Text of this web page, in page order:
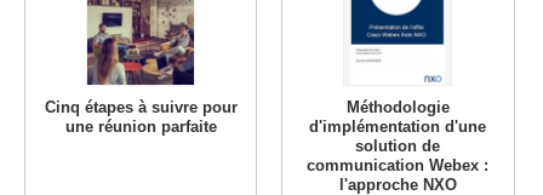
Cinq étapes à suivre pour
une réunion parfaite
Méthodologie
d'implémentation d'une
solution de
communication Webex :
l'approche NXO